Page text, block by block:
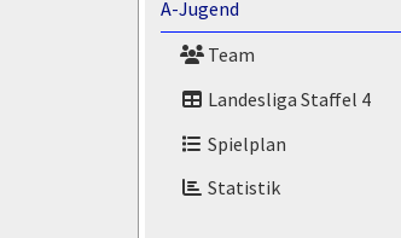
A-Jugend
Team
Landesliga Staffel 4
Spielplan
Statistik